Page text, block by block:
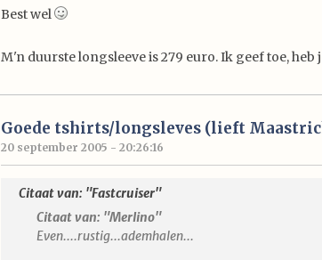
Best wel
M'n duurste longsleeve is 279 euro. Ik geef toe,
Goede tshirts/longsleves (lieft
20 september 2005 - 20:26:16
Citaat van: "Fastcruiser"
Citaat van: "Merlino"
Even....rustig...ademhalen...